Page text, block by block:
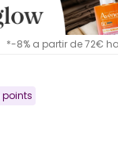
*-8% a partir de 72€
points